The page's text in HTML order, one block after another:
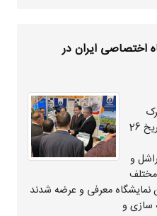
اختصاصی ایران در
اقتصادی ایران و ترکمنستان در تاریخ 26
و
نمایشگاه معرفی و عرضه شدند
سازی و